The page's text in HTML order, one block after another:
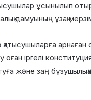
ұсынылып
дамуының ұзақ
арнаған
іргелі
және заң